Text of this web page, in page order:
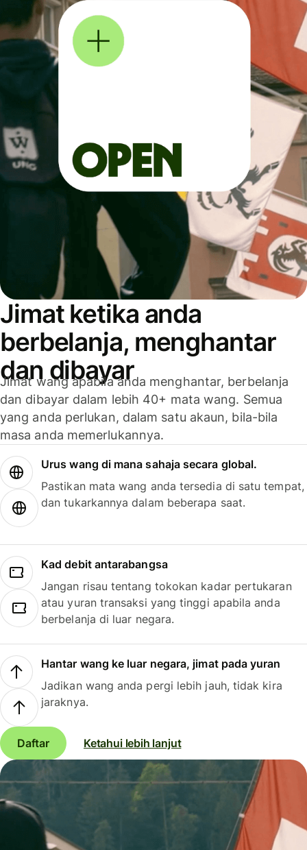
Jimat ketika anda
berbelanja, menghantar
dan dibayar
Jimat wang apabila anda menghantar, berbelanja
dan dibayar dalam lebih 40+ mata wang. Semua
yang anda perlukan, dalam satu akaun, bila-bila
masa anda memerlukannya.
Urus wang di mana sahaja secara global.
Pastikan mata wang anda tersedia di satu tempat,
dan tukarkannya dalam beberapa saat.
Kad debit antarabangsa
Jangan risau tentang tokokan kadar pertukaran
atau yuran transaksi yang tinggi apabila anda
berbelanja di luar negara.
Hantar wang ke luar negara, jimat pada yuran
Jadikan wang anda pergi lebih jauh, tidak kira
jaraknya.
Daftar Ketahui lebih lanjut